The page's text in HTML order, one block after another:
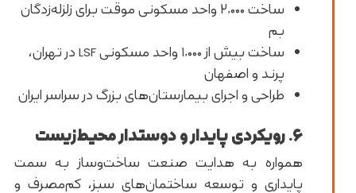
ساخت ۲,۰۰۰ واحد مسکونی موقت برای زلزله‌زدگان
بم
ساخت بیش از ۱,۰۰۰ واحد مسکونی LSF در تهران،
پرند و اصفهان
طراحی و اجرای بیمارستان‌های بزرگ در سراسر ایران
۶. رویکردی پایدار و دوستدار محیط‌زیست
همواره به هدایت صنعت ساخت‌وساز به سمت
پایداری و توسعه ساختمان‌های سبز، کم‌مصرف و